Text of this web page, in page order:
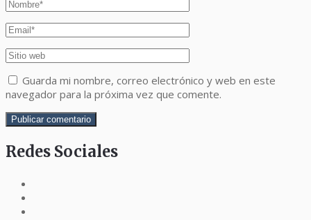
Guarda mi nombre, correo electrónico y web en este
navegador para la próxima vez que comente.
Redes Sociales